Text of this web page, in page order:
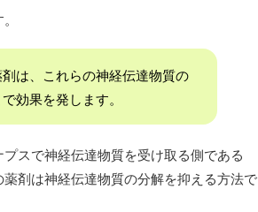
は、これらの神経伝達物質の
効果を発します。
スで神経伝達物質を受け取る側である
剤は神経伝達物質の分解を抑える方法で